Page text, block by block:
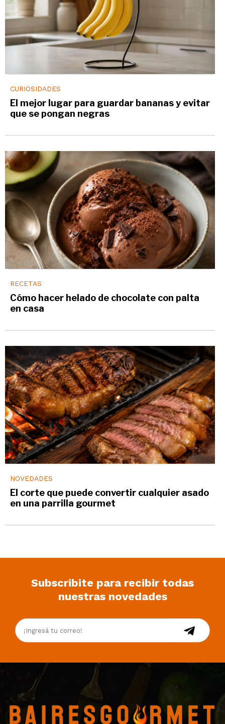
CURIOSIDADES
El mejor lugar para guardar bananas y evitar
que se pongan negras
RECETAS
Cómo hacer helado de chocolate con palta
en casa
NOVEDADES
El corte que puede convertir cualquier asado
en una parrilla gourmet
Subscribite para recibir todas
nuestras novedades